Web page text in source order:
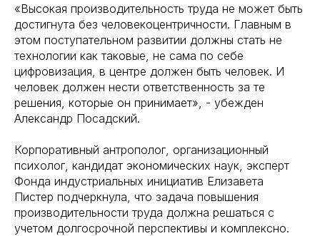
«Высокая производительность труда не может быть
достигнута без человекоцентричности. Главным в
этом поступательном развитии должны стать не
технологии как таковые, не сама по себе
цифровизация, в центре должен быть человек. И
человек должен нести ответственность за те
решения, которые он принимает», - убежден
Александр Посадский.
Корпоративный антрополог, организационный
психолог, кандидат экономических наук, эксперт
Фонда индустриальных инициатив Елизавета
Пистер подчеркнула, что задача повышения
производительности труда должна решаться с
учетом долгосрочной перспективы и комплексно.